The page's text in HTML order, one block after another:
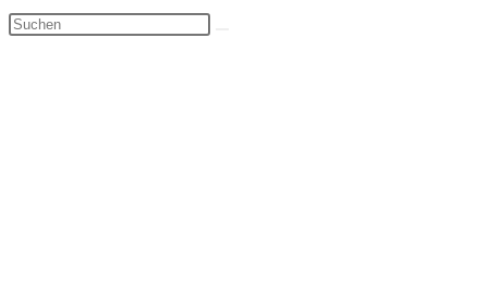
umschalten